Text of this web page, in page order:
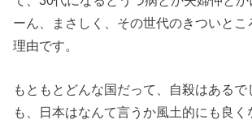
ーん、まさしく、その世代のきついとこ
理由です。
もともとどんな国だって、自殺はあるで
も、日本はなんて言うか風土的にも良く